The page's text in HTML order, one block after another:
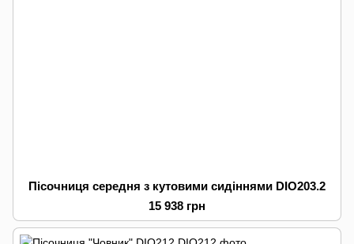
Пісочниця середня з кутовими сидіннями DIO203.2
15 938 грн